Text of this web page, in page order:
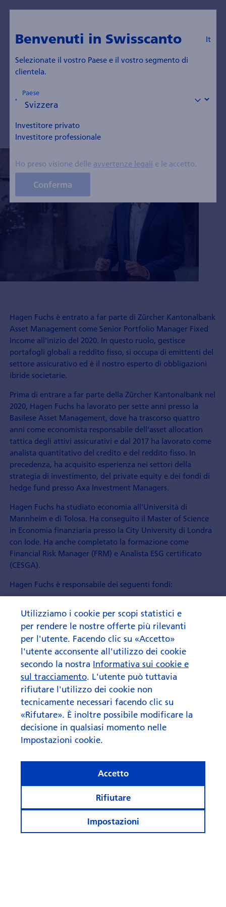
Hagen Fuchs
Senior Portfolio Manager Fixed Income
Hagen Fuchs è entrato a far parte di Zürcher Kantonalbank
Asset Management come Senior Portfolio Manager Fixed
Income all'inizio del 2020. In questo ruolo, gestisce
portafogli globali a reddito fisso, si occupa di emittenti del
settore assicurativo ed è il nostro esperto di obbligazioni
ibride societarie.
Prima di entrare a far parte della Zürcher Kantonalbank nel
2020, Hagen Fuchs ha lavorato per sette anni presso la
Basilese Asset Management, dove ha trascorso quattro
anni come economista responsabile dell'asset allocation
tattica degli attivi assicurativi e dal 2017 ha lavorato come
analista quantitativo del credito e del reddito fisso. In
precedenza, ha acquisito esperienza nei settori della
strategia di investimento, del private equity e dei fondi di
hedge fund presso Axa Investment Managers.
Hagen Fuchs ha studiato economia all'Università di
Mannheim e di Tolosa. Ha conseguito il Master of Science
in Economia finanziaria presso la City University di Londra
con lode. Ha anche completato la formazione come
Financial Risk Manager (FRM) e Analista ESG certificato
(CESGA).
Hagen Fuchs è responsabile dei seguenti fondi:
Swisscanto (CH) Bond Fund Responsible Global Aggregate
Swisscanto (LU) Bond Fund Sustainable Global Aggregate
Swisscanto (LU) Bond Fund Vision Committed CAD
Swisscanto (LU) Money Market Fund Committed EUR
Benvenuti in Swisscanto It
Selezionate il vostro Paese e il vostro segmento di
clientela.
Paese
Investitore privato
Investitore professionale
Ho preso visione delle avvertenze legali e le accetto.
Conferma
Utilizziamo i cookie per scopi statistici e
per rendere le nostre offerte più rilevanti
per l'utente. Facendo clic su «Accetto»
l'utente acconsente all'utilizzo dei cookie
secondo la nostra Informativa sui cookie e
sul tracciamento. L'utente può tuttavia
rifiutare l'utilizzo dei cookie non
tecnicamente necessari facendo clic su
«Rifutare». È inoltre possibile modificare la
decisione in qualsiasi momento nelle
Impostazioni cookie.
Impostazioni
Rifiutare
Accetto